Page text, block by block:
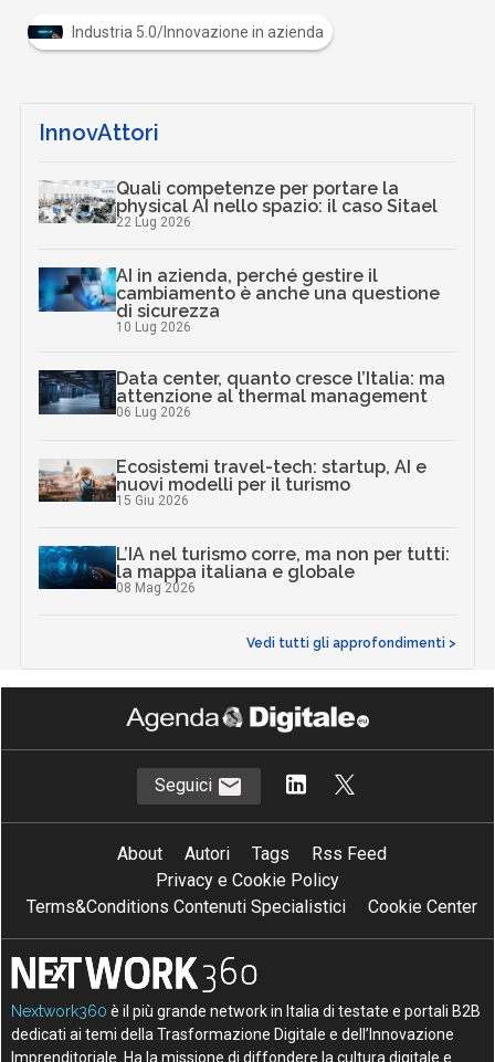
Industria 5.0/Innovazione in azienda
InnovAttori
Quali competenze per portare la
physical AI nello spazio: il caso Sitael
22 Lug 2026
AI in azienda, perché gestire il
cambiamento è anche una questione
di sicurezza
10 Lug 2026
Data center, quanto cresce l’Italia: ma
attenzione al thermal management
06 Lug 2026
Ecosistemi travel-tech: startup, AI e
nuovi modelli per il turismo
15 Giu 2026
L’IA nel turismo corre, ma non per tutti:
la mappa italiana e globale
08 Mag 2026
Vedi tutti gli approfondimenti >
Seguici
About Autori Tags
Rss Feed
Privacy e Cookie Policy
Terms&Conditions Contenuti Specialistici
Cookie Center
Nextwork360 è il più grande network in Italia di testate e portali B2B
dedicati ai temi della Trasformazione Digitale e dell’Innovazione
Imprenditoriale. Ha la missione di diffondere la cultura digitale e